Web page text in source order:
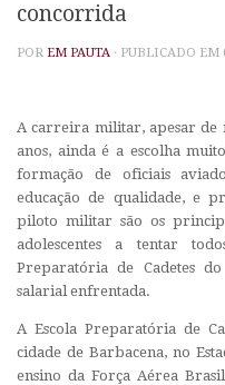
concorrida
POR EM PAUTA · PUBLICADO EM
A carreira militar, apesar de
anos, ainda é a escolha
formação de oficiais
educação de qualidade, e
piloto militar são os
adolescentes a tentar
Preparatória de Cadetes
salarial enfrentada.
A Escola Preparatória de
cidade de Barbacena, no
ensino da Força Aérea